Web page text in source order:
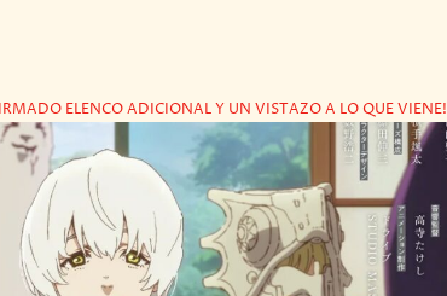
ELENCO ADICIONAL Y UN VISTAZO A LO QUE VIENE!